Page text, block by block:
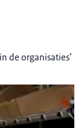
de organisaties’